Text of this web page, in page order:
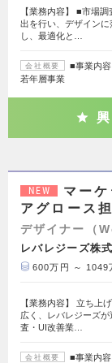
【業務内容】 ■市場
出を行い、デザイン
し、最適化と…
会社概要
■事業内
若年層事業
NEW
マー
アグロース
デザイナー（
レバレジーズ株
600万円 ～ 1049
【業務内容】 立ち上
広く、レバレジーズ
査・UI改善業…
会社概要
■事業内